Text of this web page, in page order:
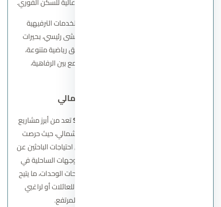
كما يضم الكمبوند مجموعة متكاملة من الخدمات الترفيهية
والرياضية، تشمل مناطق ألعاب للأطفال، ممشى رئيسي، بحيرات
صناعية، كلوب هاوس، مناطق تجارية، ومرافق رياضية متنوعة،
ليحصل السكان على نمط حياة متكامل يجمع بين الرفاهية،
جون سوديك الساحل الشمالي
تعد من أبرز مشاريع
شركة سوديك للتطوير العقاري في الساحل الشمالي، حيث حرصت
الشركة على تطوير مجتمع ساحلي متكامل يلبي احتياجات الباحثين عن
الاستثمار أو الاستجمام في واحدة من أهم الوجهات الساحلية في
مصر. يتميز المشروع بتنوع كبير في أنواع ومساحات الوحدات، ما يتيح
خيارات واسعة تناسب مختلف الأذواق سواء للعائلات أو لراغبي
الاستثمارات السياحية ذات العائد المرتفع.